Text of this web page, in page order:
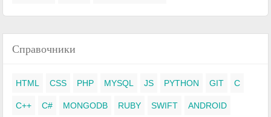
Справочники
HTML CSS PHP MYSQL JS PYTHON GIT C
C++ C# MONGODB RUBY SWIFT ANDROID